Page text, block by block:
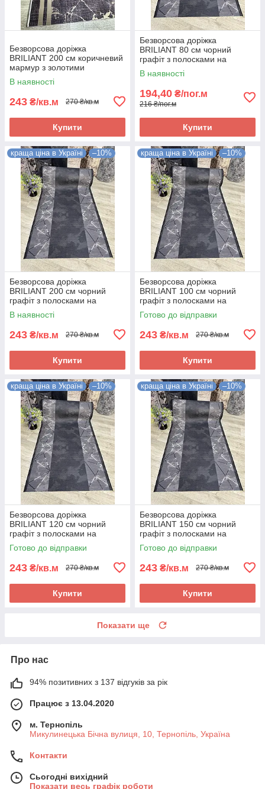
Безворсова доріжка
BRILIANT 200 см коричневий
мармур з золотими
полосками на підлогу на
кухню, в коридор
В наявності
243 ₴/кв.м 270 ₴/кв.м
Купити
Безворсова доріжка
BRILIANT 80 см чорний
графіт з полосками на
підлогу на кухню, в коридор
В наявності
194,40 ₴/пог.м
216 ₴/пог.м
Купити
краща ціна в Україні –10%
Безворсова доріжка
BRILIANT 200 см чорний
графіт з полосками на
підлогу на кухню, в коридор
В наявності
243 ₴/кв.м 270 ₴/кв.м
Купити
краща ціна в Україні –10%
Безворсова доріжка
BRILIANT 100 см чорний
графіт з полосками на
підлогу на кухню, в коридор
Готово до відправки
243 ₴/кв.м 270 ₴/кв.м
Купити
краща ціна в Україні –10%
Безворсова доріжка
BRILIANT 120 см чорний
графіт з полосками на
підлогу на кухню, в коридор
Готово до відправки
243 ₴/кв.м 270 ₴/кв.м
Купити
краща ціна в Україні –10%
Безворсова доріжка
BRILIANT 150 см чорний
графіт з полосками на
підлогу на кухню, в коридор
Готово до відправки
243 ₴/кв.м 270 ₴/кв.м
Купити
Показати ще
Про нас
94% позитивних з 137 відгуків за рік
Працює з 13.04.2020
м. Тернопіль
Микулинецька Бічна вулиця, 10, Тернопіль, Україна
Контакти
Сьогодні вихідний
Показати весь графік роботи